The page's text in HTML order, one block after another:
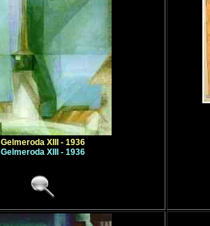
Gelmeroda XIII - 1936
Gelmeroda XIII - 1936